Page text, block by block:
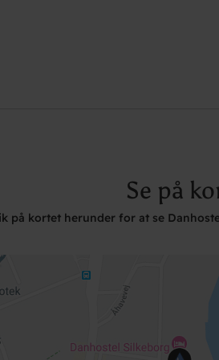
Se på
på kortet herunder for at se